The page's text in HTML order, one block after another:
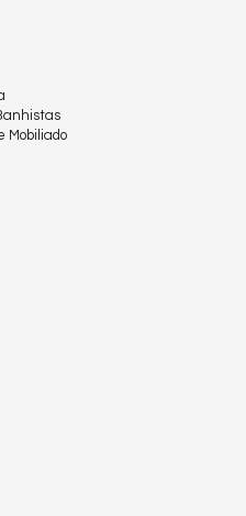
Mobiliado